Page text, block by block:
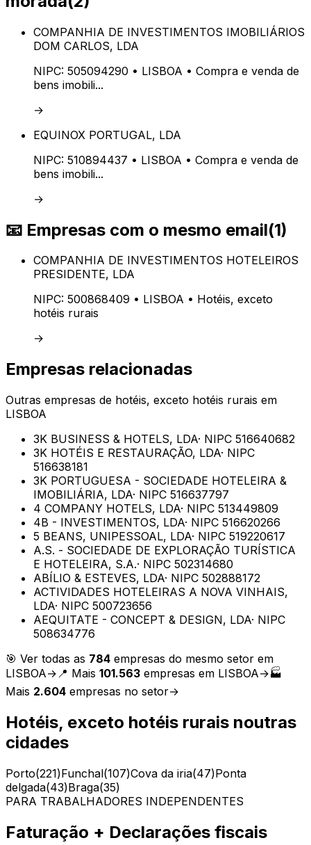
COMPANHIA DE INVESTIMENTOS IMOBILIÁRIOS
DOM CARLOS, LDA
NIPC: 505094290 • LISBOA • Compra e venda de
bens imobili...
→
EQUINOX PORTUGAL, LDA
NIPC: 510894437 • LISBOA • Compra e venda de
bens imobili...
→
📧 Empresas com o mesmo email(1)
COMPANHIA DE INVESTIMENTOS HOTELEIROS
PRESIDENTE, LDA
NIPC: 500868409 • LISBOA • Hotéis, exceto
hotéis rurais
→
Empresas relacionadas
Outras empresas de hotéis, exceto hotéis rurais em
LISBOA
3K BUSINESS & HOTELS, LDA· NIPC 516640682
3K HOTÉIS E RESTAURAÇÃO, LDA· NIPC
516638181
3K PORTUGUESA - SOCIEDADE HOTELEIRA &
IMOBILIÁRIA, LDA· NIPC 516637797
4 COMPANY HOTELS, LDA· NIPC 513449809
4B - INVESTIMENTOS, LDA· NIPC 516620266
5 BEANS, UNIPESSOAL, LDA· NIPC 519220617
A.S. - SOCIEDADE DE EXPLORAÇÃO TURÍSTICA
E HOTELEIRA, S.A.· NIPC 502314680
ABÍLIO & ESTEVES, LDA· NIPC 502888172
ACTIVIDADES HOTELEIRAS A NOVA VINHAIS,
LDA· NIPC 500723656
AEQUITATE - CONCEPT & DESIGN, LDA· NIPC
508634776
🎯 Ver todas as 784 empresas do mesmo setor em
LISBOA→ 📍 Mais 101.563 empresas em LISBOA→🏭
Mais 2.604 empresas no setor→
Hotéis, exceto hotéis rurais noutras
cidades
Porto(221)Funchal(107)Cova da iria(47)Ponta
delgada(43)Braga(35)
PARA TRABALHADORES INDEPENDENTES
Faturação + Declarações fiscais